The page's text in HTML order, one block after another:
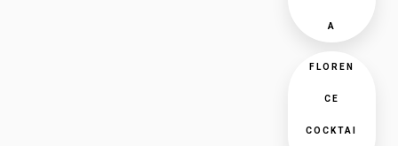
A
FLOREN
CE
COCKTAI